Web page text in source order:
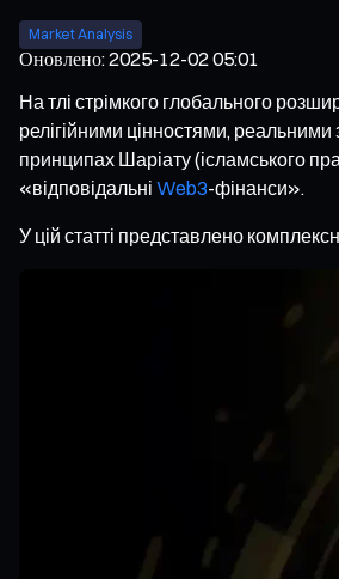
Market Analysis
Оновлено:2025-12-02 05:01
На тлі стрімкого глобального
релігійними цінностями,
принципах Шаріату (ісламського
«відповідальні Web3-фінанси».
У цій статті представлено